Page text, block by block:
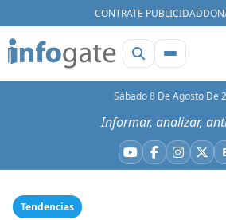
CONTRATE PUBLICIDAD
Sábado 8 De Agosto De
Informar, analizar,
YouTube
Facebook
X
Tendencias